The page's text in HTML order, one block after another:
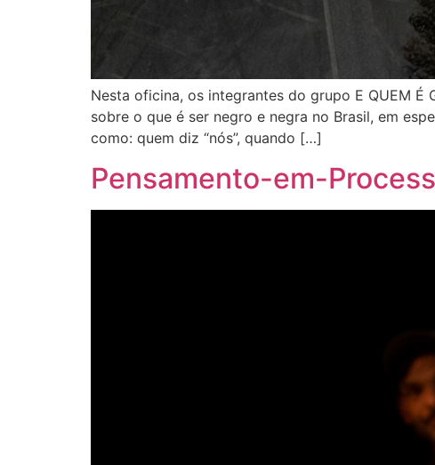
Nesta oficina, os integrantes do grupo E QUEM É
sobre o que é ser negro e negra no Brasil, em
como: quem diz “nós”, quando […]
Pensamento-em-